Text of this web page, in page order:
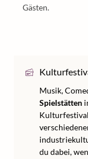
Gästen.
Musik,
Spielstätten
du dabei,